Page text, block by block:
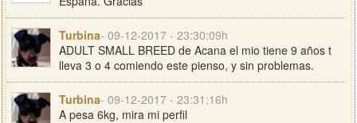
Turbina- 09-12-2017 - 23:30:09h
ADULT SMALL BREED de Acana el mio tiene 9 años t
lleva 3 o 4 comiendo este pienso, y sin problemas.
Turbina- 09-12-2017 - 23:31:16h
A pesa 6kg, mira mi perfil